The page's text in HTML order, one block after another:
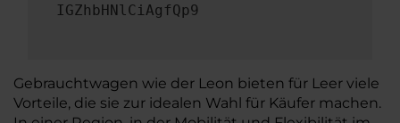
IGZhbHNlCiAgfQp9
Gebrauchtwagen wie der Leon bieten für Leer viele
Vorteile, die sie zur idealen Wahl für Käufer machen.